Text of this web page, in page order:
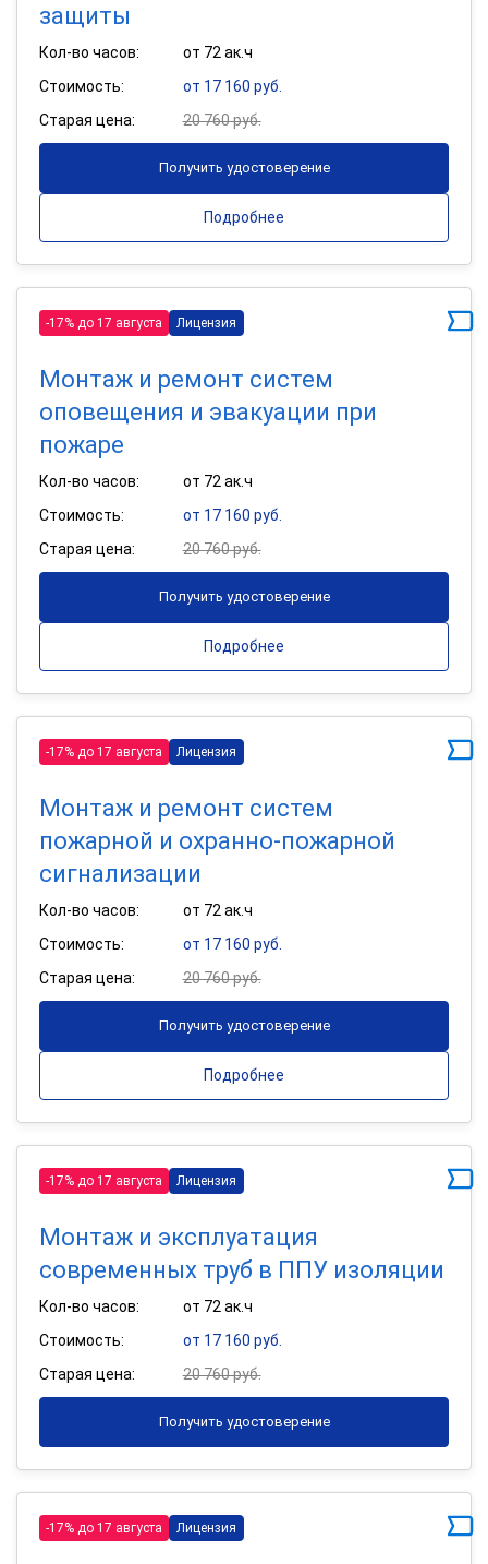
защиты
Кол-во часов:
от 72 ак.ч
Стоимость:
от 17 160 руб.
Старая цена:
20 760 руб.
Получить удостоверение
Подробнее
-17% до 17 августа Лицензия
Монтаж и ремонт систем
оповещения и эвакуации при
пожаре
Кол-во часов:
от 72 ак.ч
Стоимость:
от 17 160 руб.
Старая цена:
20 760 руб.
Получить удостоверение
Подробнее
-17% до 17 августа Лицензия
Монтаж и ремонт систем
пожарной и охранно-пожарной
сигнализации
Кол-во часов:
от 72 ак.ч
Стоимость:
от 17 160 руб.
Старая цена:
20 760 руб.
Получить удостоверение
Подробнее
-17% до 17 августа Лицензия
Монтаж и эксплуатация
современных труб в ППУ изоляции
Кол-во часов:
от 72 ак.ч
Стоимость:
от 17 160 руб.
Старая цена:
20 760 руб.
Получить удостоверение
-17% до 17 августа Лицензия